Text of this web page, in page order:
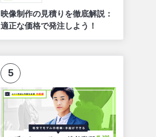
映像制作の見積りを徹底解説：
適正な価格で発注しよう！
5